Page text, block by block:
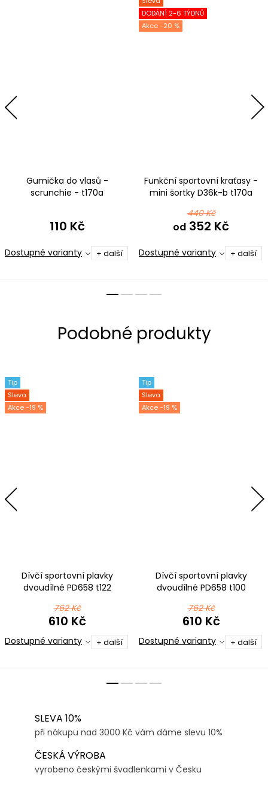
Gumička do vlasů -
scrunchie - t170a
110 Kč
Dostupné varianty + další
DODÁNÍ 2-6 TÝDNŮ
-20 %
Funkční sportovní kraťasy -
mini šortky D36k-b t170a
440 Kč
od 352 Kč
Dostupné varianty + další
Tip
Sleva
-19 %
Dívčí sportovní plavky
dvoudílné PD658 t122
762 Kč
610 Kč
Dostupné varianty + další
Tip
Sleva
-19 %
Dívčí sportovní plavky
dvoudílné PD658 t100
762 Kč
610 Kč
Dostupné varianty + další
SLEVA 10%
při nákupu nad 3000 Kč vám dáme slevu 10%
ČESKÁ VÝROBA
vyrobeno českými švadlenkami v Česku